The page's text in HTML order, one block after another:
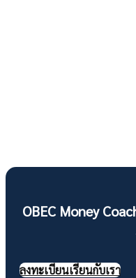
OBEC Money
ลงทะเบียนเรียนกับเรา